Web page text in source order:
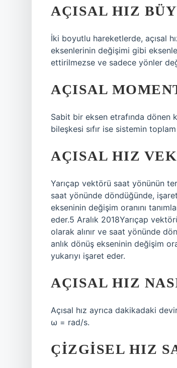
AÇISAL HIZ
İki boyutlu hareketlerde, açısal
eksenlerinin değişimi gibi
ettirilmezse ve sadece yönler
AÇISAL
Sabit bir eksen etrafında dönen
bileşkesi sıfır ise sistemin
AÇISAL HIZ
Yarıçap vektörü saat yönünün
saat yönünde döndüğünde,
ekseninin değişim oranını
eder.5 Aralık 2018Yarıçap
olarak alınır ve saat yönünde
anlık dönüş ekseninin değişim
yukarıyı işaret eder.
AÇISAL HIZ
Açısal hız ayrıca dakikadaki
ω = rad/s.
ÇIZGISEL HIZ